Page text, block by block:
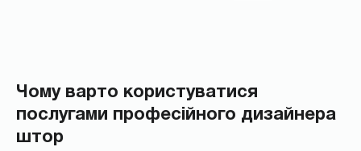
Чому варто користуватися
послугами професійного дизайнера
штор